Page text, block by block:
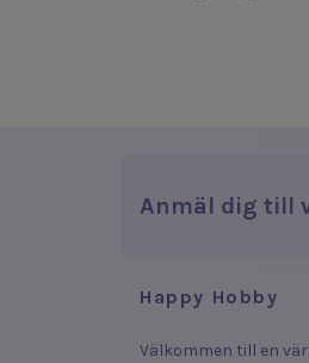
Anmäl dig till
Happy Hobby
Välkommen till en